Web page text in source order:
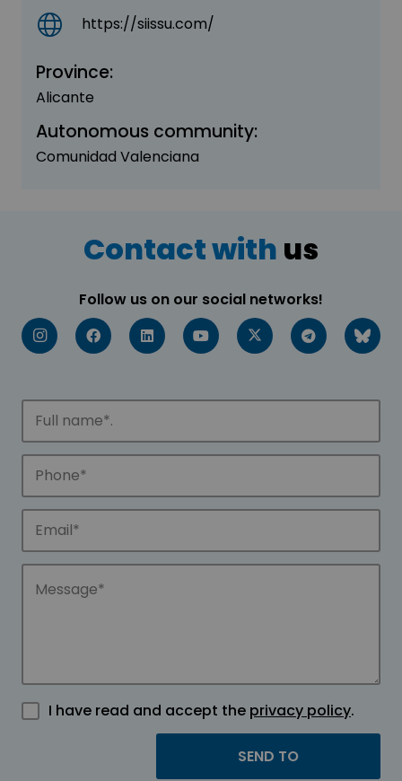
https://siissu.com/
Province:
Alicante
Autonomous community:
Comunidad Valenciana
Contact with us
Follow us on our social networks!
I have read and accept the privacy policy.